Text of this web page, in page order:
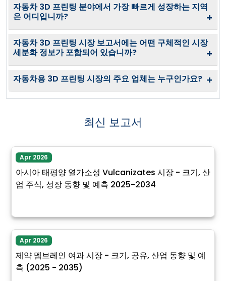
자동차 3D 프린팅 분야에서 가장 빠르게 성장하는 지역
은 어디입니까?
+
자동차 3D 프린팅 시장 보고서에는 어떤 구체적인 시장
세분화 정보가 포함되어 있습니까?
+
자동차용 3D 프린팅 시장의 주요 업체는 누구인가요? +
최신 보고서
Apr 2026
아시아 태평양 열가소성 Vulcanizates 시장 - 크기, 산
업 주식, 성장 동향 및 예측 2025-2034
Apr 2026
제약 멤브레인 여과 시장 - 크기, 공유, 산업 동향 및 예
측 (2025 - 2035)